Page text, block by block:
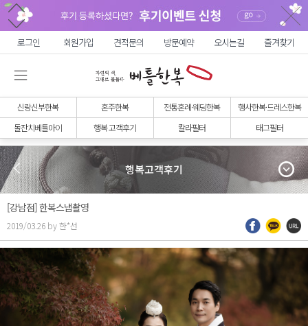
로그인 회원가입 견적문의 방문예약 오시는길 즐겨찾기
신랑신부한복 혼주한복 전통혼례·웨딩한복
행사한복·드레스한복
돌잔치베틀아이
행복 고객후기 칼라필터 태그필터
행복고객후기
[강남점] 한복스냅촬영
2019/03.26 by 한*선